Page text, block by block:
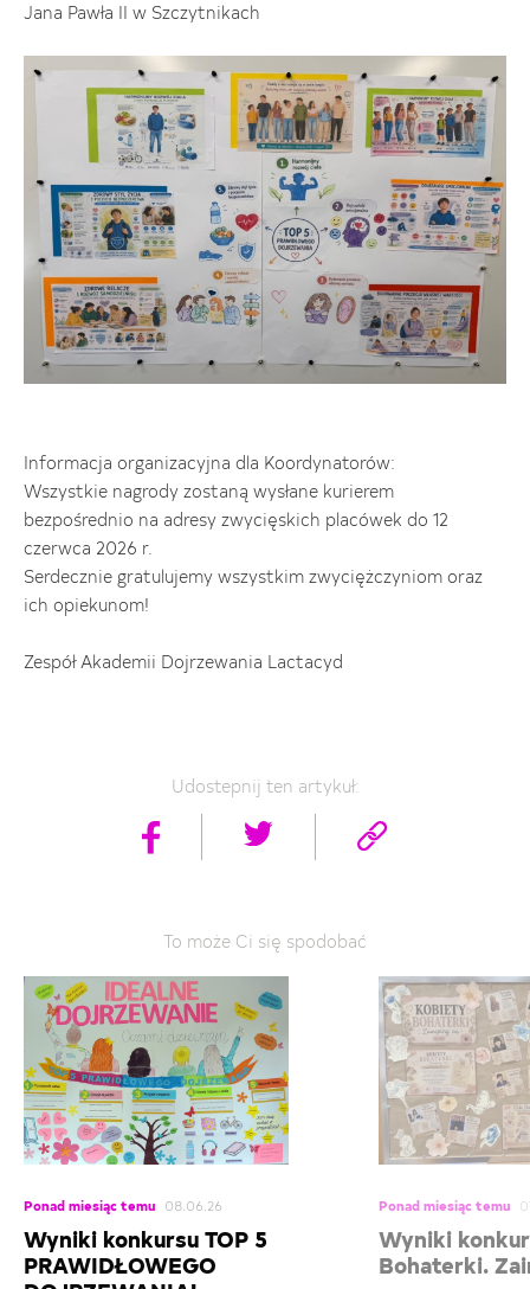
Jana Pawła II w Szczytnikach
Informacja organizacyjna dla Koordynatorów:
Wszystkie nagrody zostaną wysłane kurierem
bezpośrednio na adresy zwycięskich placówek do 12
czerwca 2026 r.
Serdecznie gratulujemy wszystkim zwyciężczyniom oraz
ich opiekunom!
Zespół Akademii Dojrzewania Lactacyd
Udostepnij ten artykuł:
To może Ci się spodobać
Ponad miesiąc temu 08.06.26
Wyniki konkursu TOP 5
PRAWIDŁOWEGO
Ponad miesiąc temu
Wyniki
Bohaterki.